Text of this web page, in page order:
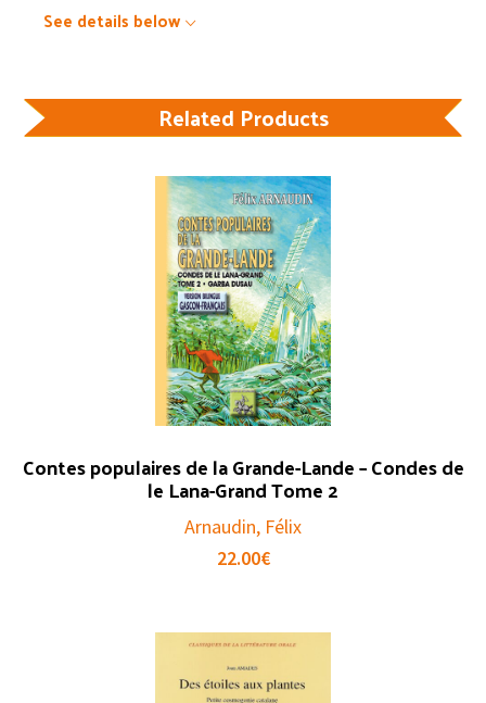
See details below
Related Products
Contes populaires de la Grande-Lande – Condes de
le Lana-Grand Tome 2
Arnaudin, Félix
22.00€